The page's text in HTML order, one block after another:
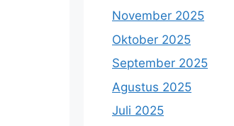
November 2025
Oktober 2025
September 2025
Agustus 2025
Juli 2025